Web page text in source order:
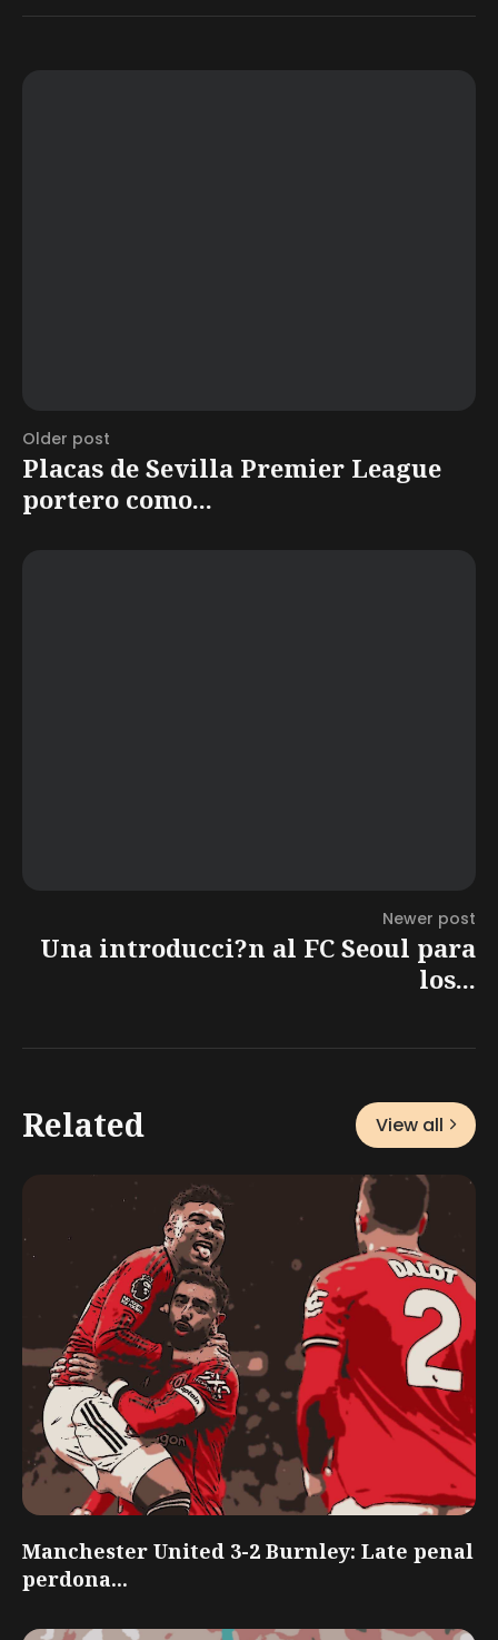
Older post
Placas de Sevilla Premier League
portero como...
Newer post
Una introducci?n al FC Seoul para
los...
Related View all
Manchester United 3-2 Burnley: Late penal
perdona...